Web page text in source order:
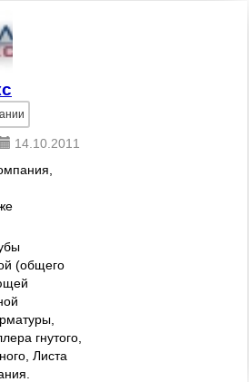
14.10.2011
(общего
гнутого,
Листа